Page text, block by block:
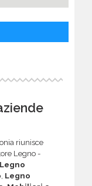
riunisce
Legno -
Legno
, Legno